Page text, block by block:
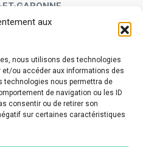
aux
nous utilisons des technologies
ou accéder aux informations des
technologies nous permettra de
de navigation ou les ID
consentir ou de retirer son
sur certaines caractéristiques
ET-GARONNE